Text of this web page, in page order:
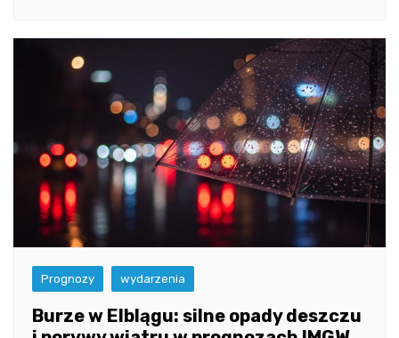
Prognozy wydarzenia
Burze w Elblągu: silne opady deszczu